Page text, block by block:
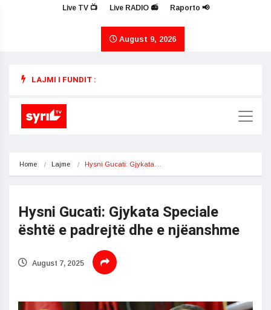
Live TV 📺 Live RADIO 📻 Raporto 📢
August 9, 2026
LAJMI I FUNDIT :
Home Lajme Hysni Gucati: Gjykata…
Hysni Gucati: Gjykata Speciale
është e padrejtë dhe e njëanshme
August 7, 2025